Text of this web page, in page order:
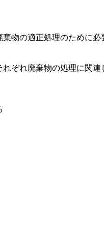
物の適正処理のために
ぞれ廃棄物の処理に関連